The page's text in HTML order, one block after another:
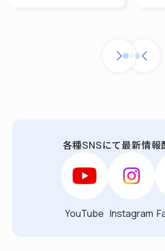
各種SNSにて最新情報
YouTube Instagram